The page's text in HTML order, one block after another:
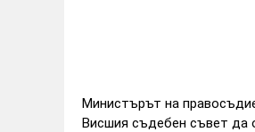
Министърът на
Висшия съдебен съвет да